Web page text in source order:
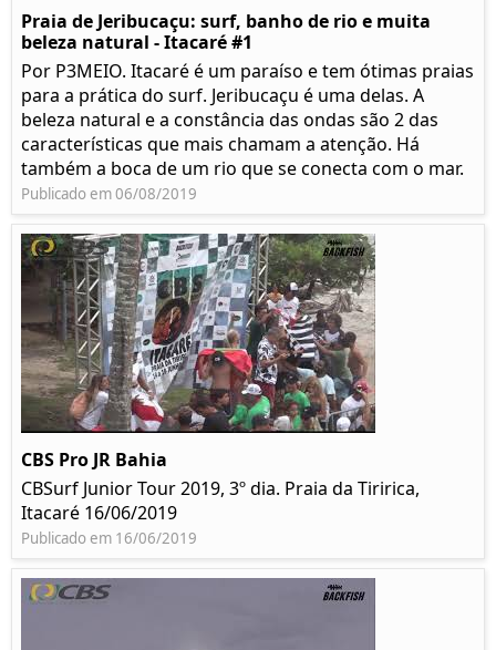
Praia de Jeribucaçu: surf, banho de rio e muita
beleza natural - Itacaré #1
Por P3MEIO. Itacaré é um paraíso e tem ótimas praias
para a prática do surf. Jeribucaçu é uma delas. A
beleza natural e a constância das ondas são 2 das
características que mais chamam a atenção. Há
também a boca de um rio que se conecta com o mar.
Publicado em 06/08/2019
CBS Pro JR Bahia
CBSurf Junior Tour 2019, 3º dia. Praia da Tiririca,
Itacaré 16/06/2019
Publicado em 16/06/2019